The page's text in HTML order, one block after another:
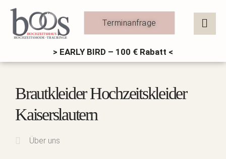
springen
Terminanfrage
> EARLY BIRD – 100 € Rabatt <
Brautkleider Hochzeitskleider
Kaiserslautern
Über uns